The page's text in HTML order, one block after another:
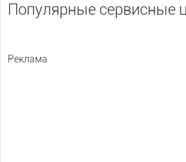
Популярные сервисные
Реклама